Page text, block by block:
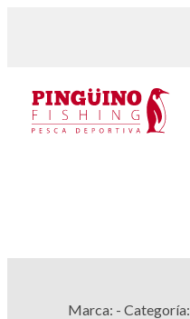
Marca: - Categoría: